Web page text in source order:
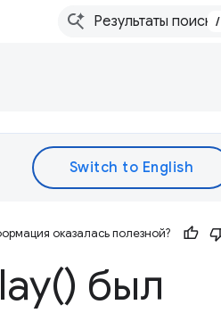
/
оказалась полезной?
) был